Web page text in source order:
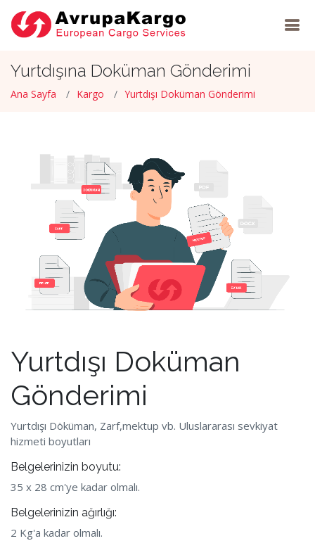
Yurtdışına Doküman Gönderimi
Ana Sayfa Kargo Yurtdışı Doküman Gönderimi
Yurtdışı Doküman
Gönderimi
Yurtdışı Döküman, Zarf,mektup vb. Uluslararası sevkiyat
hizmeti boyutları
Belgelerinizin boyutu:
35 x 28 cm'ye kadar olmalı.
Belgelerinizin ağırlığı:
2 Kg'a kadar olmalı.